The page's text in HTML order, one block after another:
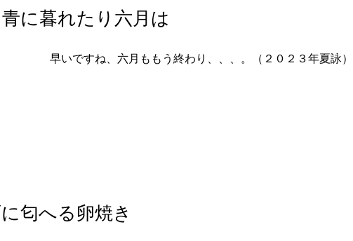
に暮れたり六月は
早いですね、六月ももう終わり、、、。（２０２３年夏詠）
匂へる卵焼き